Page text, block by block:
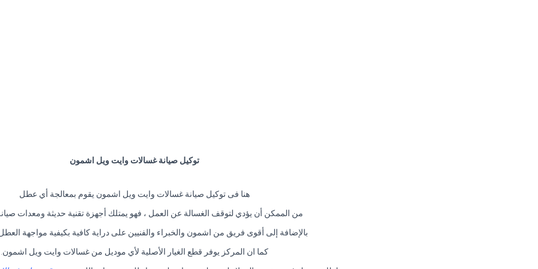
توكيل صيانة غسالات وايت ويل اشمون
هنا فى توكيل صيانة غسالات وايت ويل اشمون يقوم بمعالجة أي عطل
من الممكن أن يؤدي لتوقف الغسالة عن العمل ، فهو يمتلك أجهزة تقنية حديثة ومعدات
بالإضافة إلى أقوى فريق من اشمون والخبراء والفنيين على دراية كافية بكيفية مواجهة
كما ان المركز يوفر قطع الغيار الأصلية لأي موديل من غسالات وايت ويل اشمون.